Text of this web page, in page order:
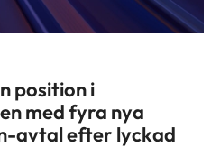
position i
med fyra nya
avtal efter lyckad